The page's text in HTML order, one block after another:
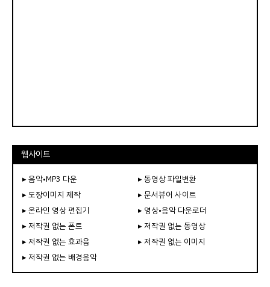
웹사이트
▸ 음악•MP3 다운
▸ 동영상 파일변환
▸ 도장이미지 제작
▸ 문서뷰어 사이트
▸ 온라인 영상 편집기
▸ 영상•음악 다운로더
▸ 저작권 없는 폰트
▸ 저작권 없는 동영상
▸ 저작권 없는 효과음
▸ 저작권 없는 이미지
▸ 저작권 없는 배경음악